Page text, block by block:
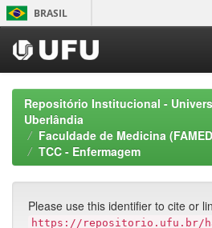
Skip
navigation
BRASIL
Repositório Institucional -
Uberlândia
Faculdade de Medicina
TCC - Enfermagem
Please use this identifier to cite or
https://repositorio.ufu.br/